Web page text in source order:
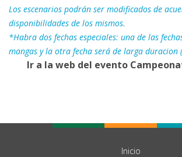
Los escenarios podrán ser modificados de
disponibilidades de los mismos.
*Habra dos fechas especiales: una de las
mangas y la otra fecha será de larga duracion
Ir a la web del evento
Inicio